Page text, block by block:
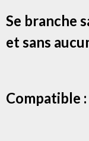
Se branche
et sans
Compatible :